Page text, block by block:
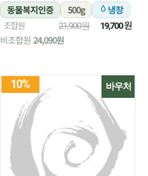
동물복지인증 500g 냉장
조합원 21,900원 19,700원
비조합원 24,090원
바우처
10%